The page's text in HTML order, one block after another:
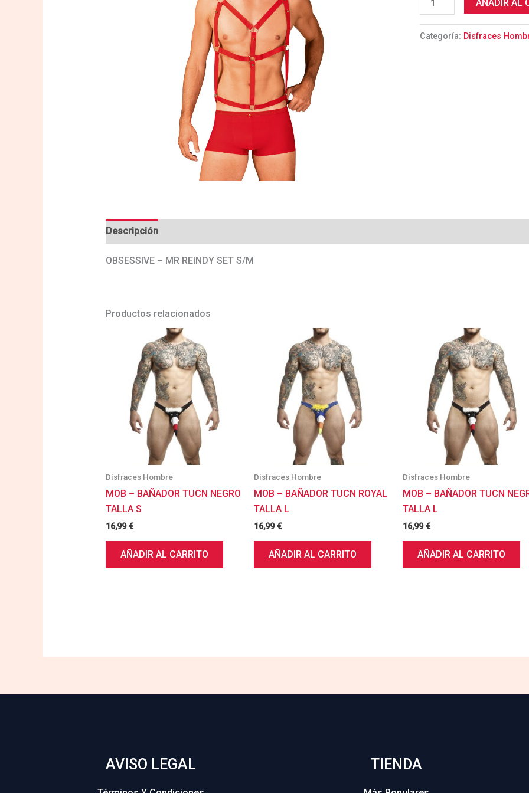
AÑADIR AL
Categoría: Disfraces
Descripción
OBSESSIVE – MR REINDY SET S/M
Productos relacionados
Disfraces Hombre
MOB – BAÑADOR TUCN NEGRO
TALLA S
16,99€
AÑADIR AL CARRITO
Disfraces Hombre
MOB – BAÑADOR TUCN ROYAL
TALLA L
16,99€
AÑADIR AL CARRITO
Disfraces Hombre
MOB – BAÑADOR TUCN
TALLA L
16,99€
AÑADIR AL CARRITO
AVISO LEGAL TIENDA